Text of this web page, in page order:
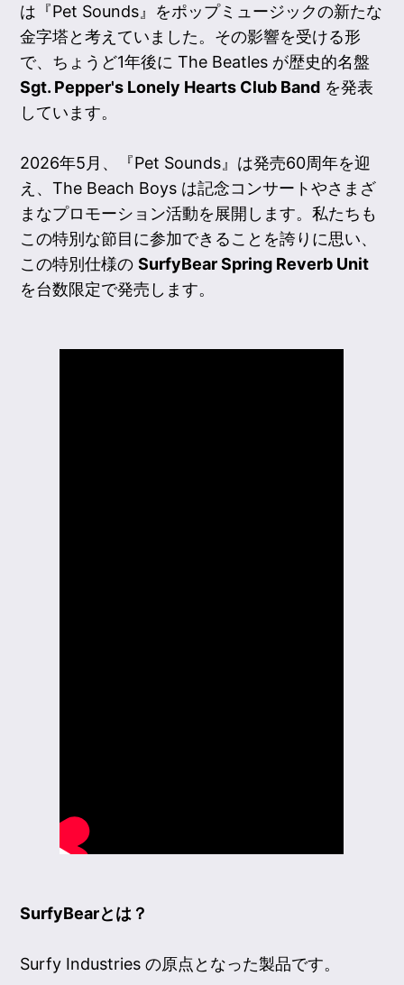
は『Pet Sounds』をポップミュージックの新たな
金字塔と考えていました。その影響を受ける形
で、ちょうど1年後に The Beatles が歴史的名盤
Sgt. Pepper's Lonely Hearts Club Band を発表
しています。
2026年5月、『Pet Sounds』は発売60周年を迎
え、The Beach Boys は記念コンサートやさまざ
まなプロモーション活動を展開します。私たちも
この特別な節目に参加できることを誇りに思い、
この特別仕様のSurfyBear Spring Reverb Unit
を台数限定で発売します。
SurfyBearとは？
Surfy Industries の原点となった製品です。